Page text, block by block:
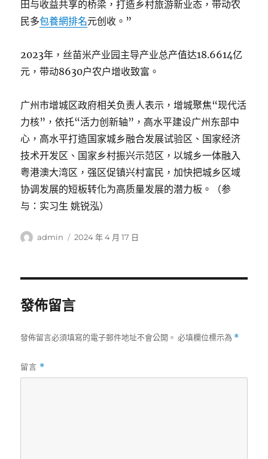
田与收益共享的桥梁，打造乡村旅游新业态，带动农
民多包養網排名元创收。”
2023年，丝苗米产业园主导产业总产值达18.6614亿
元，带动8630户农户增收致富。
广州市增城区政府相关负责人表示，增城聚焦“现代活
力核”，依托“活力创新轴”，高水平建设广州东部中
心，高水平打造国家城乡融合发展试验区、国家经济
技术开发区、国家乡村振兴示范区，以城乡一体融入
粤港澳大湾区，强区促镇兴村富民，加快把城乡区域
协调发展的短板转化为高质量发展的潜力板。（参
与：实习生 姚锐泓）
作
admin
發
2024 年 4 月 17 日
發佈留言
發佈留言必須填寫的電子郵件地址不會公開。 必填欄位標示為 *
留言 *